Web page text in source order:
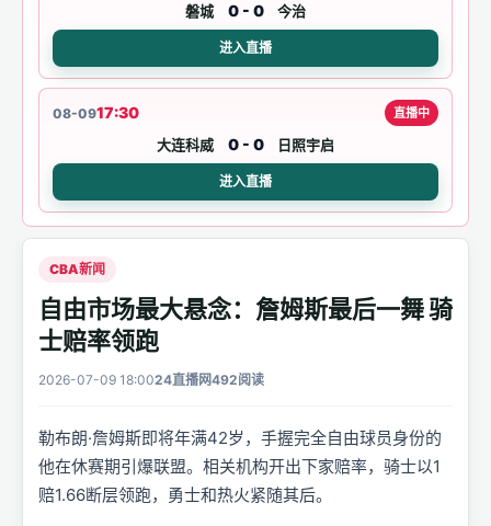
磐城 0 - 0 今治
进入直播
08-0917:30
大连科威 0 - 0 日照宇启
直播中
进入直播
CBA新闻
自由市场最大悬念：詹姆斯最后一舞 骑
士赔率领跑
2026-07-09 18:0024直播网492阅读
勒布朗·詹姆斯即将年满42岁，手握完全自由球员身份的
他在休赛期引爆联盟。相关机构开出下家赔率，骑士以1
赔1.66断层领跑，勇士和热火紧随其后。